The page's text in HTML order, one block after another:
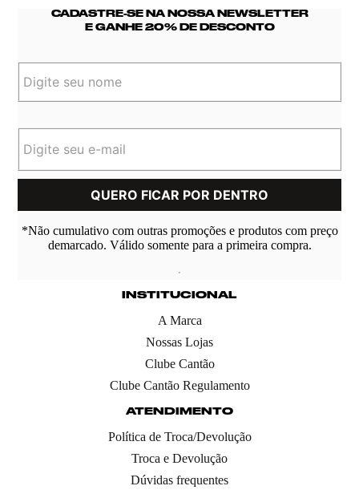
CADASTRE-SE NA NOSSA NEWSLETTER
E GANHE 20% DE DESCONTO
*Não cumulativo com outras promoções e produtos com preço
demarcado. Válido somente para a primeira compra.
INSTITUCIONAL
A Marca
Nossas Lojas
Clube Cantão
Clube Cantão Regulamento
ATENDIMENTO
Política de Troca/Devolução
Troca e Devolução
Dúvidas frequentes